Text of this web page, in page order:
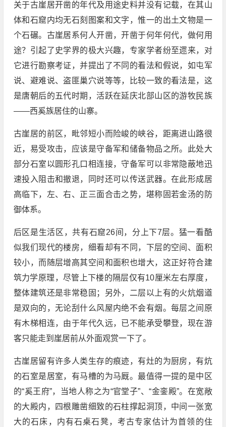
关于古崖居开凿的年代及用途史料并没有记载，在其山
体和石窟内均无石刻图案和文字，惟一的出土文物是一
个石碾。古崖居系何人开凿，开凿于何年何代，做何用
途？引起了史学界的极大兴趣，专家学者纷至遝来，对
它进行勘察考证，并提出了不同的看法和假说，如屯军
说、避难说、盗匪巢穴说等等，比较一致的看法是，这
是唐朝后的五代时期，活跃在延庆北部山区的游牧民族
——西奚族居住的山寨。
古崖居的前区，毗邻短小而险峻的峡谷，距离进山路很
近，易受攻击，应该是守备军和储备物品之所。此处大
部分石室以圆形孔口相连接，守备军可以非常隐蔽地迅
速投入阻击和撤退，同时还可以传送武器。在此形成居
高临下，左、右、正三面合击之势，堪称固若金汤的防
御体系。
后区是生活区，共有石窟26间，分上下7层。猛一看酷
似我们现代的楼房，细看却有不同，下层的空间、面积
较小，而随层增高其空间和面积也增大，这正好符合建
筑力学原理，尽管上下楼的隔层仅有10厘米左右厚度，
整体建筑还是非常稳固；另外，二层以上有的火炕烟道
是双向的，无论刮什么风屋内绝不会有烟。每层之间原
有木梯相连，由于年代久远，已不能承受攀登，现在游
客只能走到崖居前从外面观赏一下了。
古崖居留有许多人类生存的痕迹，有灶的为厨房，有炕
的石室是居室，有马槽的为马厩。最值得一提的是中区
的“奚王府”，当地人称之为“官堂子”、“金銮殿”。在宽敞
的大殿内，四根雕凿细致的石柱撑起洞顶，中间一张宽
大的石床，内有石桌石凳，考古专家估计为首领的住